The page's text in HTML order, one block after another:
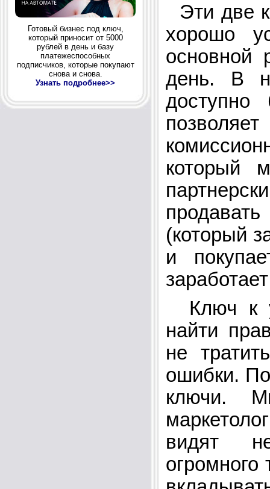
Готовый бизнес под ключ,
который приносит от 5000
рублей в день и базу
платежеспособных
подписчиков, которые покупают
снова и снова.
Узнать подробнее>>
Эти две
хорошо
основной
день. В
который
(который
и
Ключ к
найти
не
ошибки.
ключи.
видят